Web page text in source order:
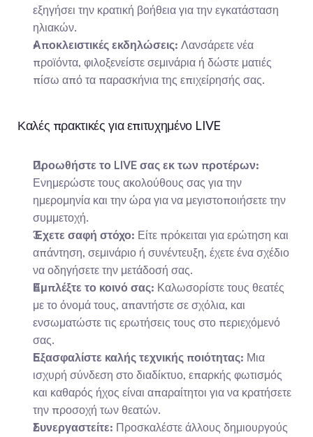
εξηγήσει την κρατική βοήθεια για την εγκατάσταση
ηλιακών.
Αποκλειστικές εκδηλώσεις: Λανσάρετε νέα
προϊόντα, φιλοξενείστε σεμινάρια ή δώστε ματιές
πίσω από τα παρασκήνια της επιχείρησής σας.
Καλές πρακτικές για επιτυχημένο LIVE
Προωθήστε το LIVE σας εκ των προτέρων:
Ενημερώστε τους ακολούθους σας για την
ημερομηνία και την ώρα για να μεγιστοποιήσετε την
συμμετοχή.
Έχετε σαφή στόχο: Είτε πρόκειται για ερώτηση και
απάντηση, σεμινάριο ή συνέντευξη, έχετε ένα σχέδιο
να οδηγήσετε την μετάδοσή σας.
Εμπλέξτε το κοινό σας: Καλωσορίστε τους θεατές
με το όνομά τους, απαντήστε σε σχόλια, και
ενσωματώστε τις ερωτήσεις τους στο περιεχόμενό
σας.
Εξασφαλίστε καλής τεχνικής ποιότητας: Μια
ισχυρή σύνδεση στο διαδίκτυο, επαρκής φωτισμός
και καθαρός ήχος είναι απαραίτητοι για να κρατήσετε
την προσοχή των θεατών.
Συνεργαστείτε: Προσκαλέστε άλλους δημιουργούς